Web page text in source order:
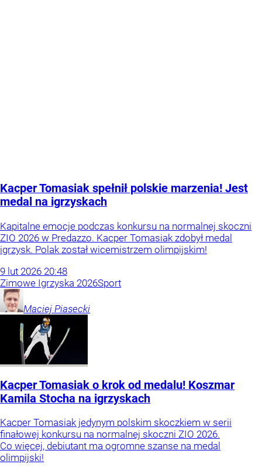
Kacper Tomasiak spełnił polskie marzenia! Jest
medal na igrzyskach
Kapitalne emocje podczas konkursu na normalnej skoczni
ZIO 2026 w Predazzo. Kacper Tomasiak zdobył medal
igrzysk. Polak został wicemistrzem olimpijskim!
9 lut 2026 20:48
Zimowe Igrzyska 2026Sport
Maciej Piasecki
Kacper Tomasiak o krok od medalu! Koszmar
Kamila Stocha na igrzyskach
Kacper Tomasiak jedynym polskim skoczkiem w serii
finałowej konkursu na normalnej skoczni ZIO 2026.
Co więcej, debiutant ma ogromne szanse na medal
olimpijski!